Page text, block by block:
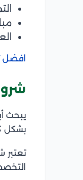
افضل
يبحث
بشكل
تعتبر